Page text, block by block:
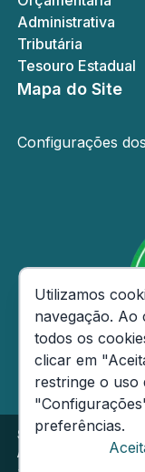
Administrativa
Tributária
Tesouro Estadual
Mapa do Site
Configurações dos
Secretaria de
Av André Araújo,
Utilizamos
navegação.
todos os
clicar em
restringe o uso
preferências.